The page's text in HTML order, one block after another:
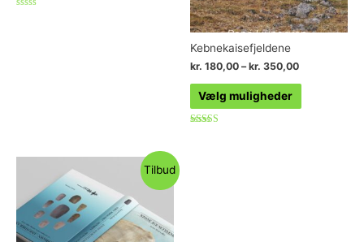
Kebnekaisefjeldene
kr. 180,00 – kr. 350,00
Vælg muligheder
Tilbud